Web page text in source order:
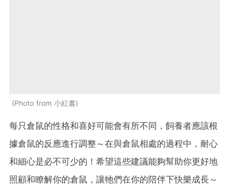
Photo from 小紅書
每只倉鼠的性格和喜好可能會有所不同，飼養者應該根
據倉鼠的反應進行調整～在與倉鼠相處的過程中，耐心
和細心是必不可少的！希望這些建議能夠幫助你更好地
照顧和瞭解你的倉鼠，讓牠們在你的陪伴下快樂成長～